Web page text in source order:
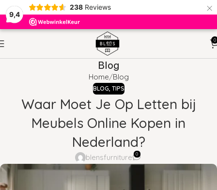
9,4
238 Reviews ×
0
Blog
Home Blog
BLOG, TIPS
Waar Moet Je Op Letten bij
Meubels Online Kopen in
Nederland?
blensfurniture 0